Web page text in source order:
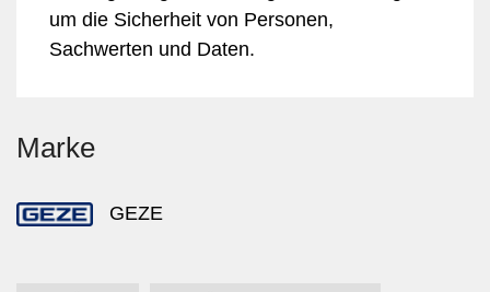
um die Sicherheit von Personen,
Sachwerten und Daten.
Marke
GEZE